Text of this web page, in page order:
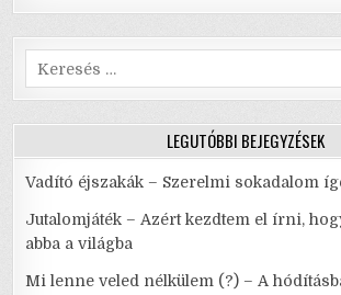
Search
for:
LEGUTÓBBI BEJEGYZÉSEK
Vadító éjszakák – Szerelmi sokadalom
Jutalomjáték – Azért kezdtem el írni,
abba a világba
Mi lenne veled nélkülem (?) – A